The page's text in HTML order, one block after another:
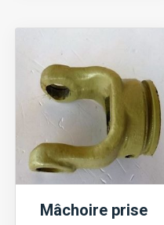
(23,8x61,3)
Mâchoire prise